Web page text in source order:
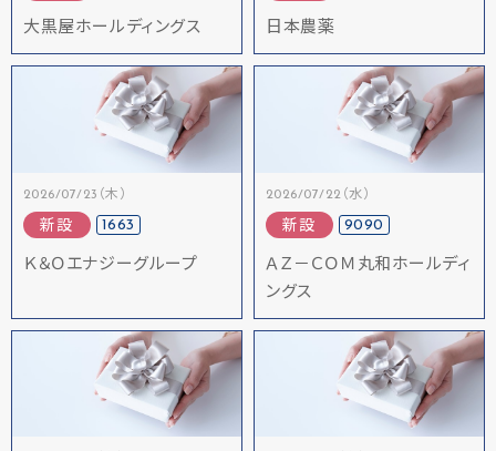
大黒屋ホールディングス 日本農薬
2026/07/23（木）
新設 1663
Ｋ＆Ｏエナジーグループ
2026/07/22（水）
新設 9090
ＡＺ－ＣＯＭ丸和ホールディ
ングス